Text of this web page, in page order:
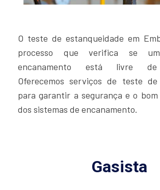
O teste de estanqueidade em
processo que verifica se
encanamento está livre de
Oferecemos serviços de teste de
para garantir a segurança e o
dos sistemas de encanamento.
Gasista